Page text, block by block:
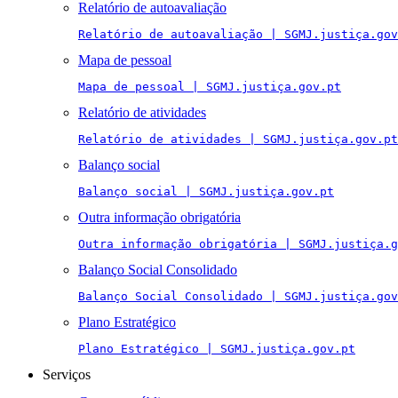
Relatório de autoavaliação
Relatório de autoavaliação |
Mapa de pessoal
Mapa de pessoal | SGMJ.justiça.gov.pt
Relatório de atividades
Relatório de atividades | SGMJ.justiça.gov.pt
Balanço social
Balanço social | SGMJ.justiça.gov.pt
Outra informação obrigatória
Outra informação obrigatória |
Balanço Social Consolidado
Balanço Social Consolidado |
Plano Estratégico
Plano Estratégico | SGMJ.justiça.gov.pt
Serviços